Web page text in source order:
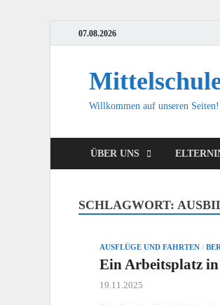
07.08.2026
Willkommen auf unseren Seiten!
ÜBER UNS
SCHLAGWORT:
AUSFLÜGE UND FAHRTEN /
Ein Arbeitsplatz
19.11.2025